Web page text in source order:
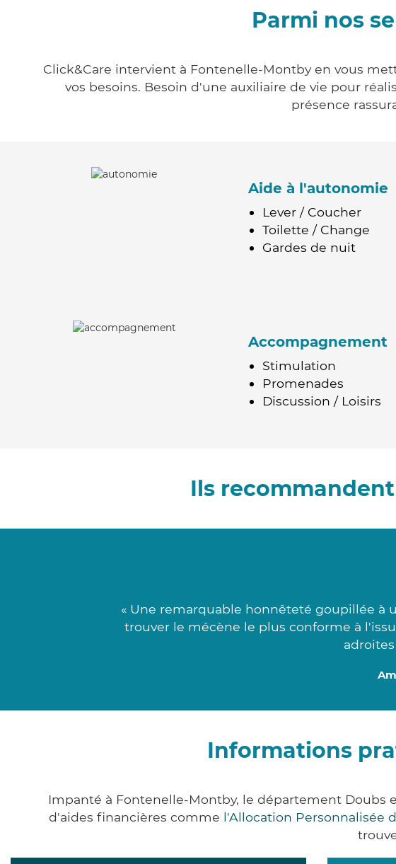
Parmi nos
Click&Care intervient à Fontenelle-Montby en vous
vos besoins. Besoin d'une auxiliaire de vie pour
présence
Aide à l'autonomie
Lever / Coucher
Toilette / Change
Gardes de nuit
Accompagnement
Stimulation
Promenades
Discussion / Loisirs
Ils
« Une remarquable honnêteté goupillée à
trouver le mécène le plus conforme à
Informations
Impanté à Fontenelle-Montby, le département Doubs
d'aides financières comme l'Allocation Personnalisée